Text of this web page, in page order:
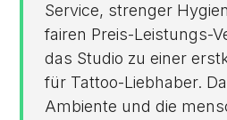
Service, strenger
fairen Preis-Leistungs-
das Studio zu einer
für Tattoo-Liebhaber.
Ambiente und die